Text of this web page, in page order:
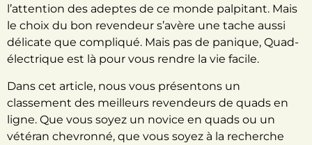
l’attention des adeptes de ce monde palpitant. Mais
le choix du bon revendeur s’avère une tache aussi
délicate que compliqué. Mais pas de panique, Quad-
électrique est là pour vous rendre la vie facile.
Dans cet article, nous vous présentons un
classement des meilleurs revendeurs de quads en
ligne. Que vous soyez un novice en quads ou un
vétéran chevronné, que vous soyez à la recherche